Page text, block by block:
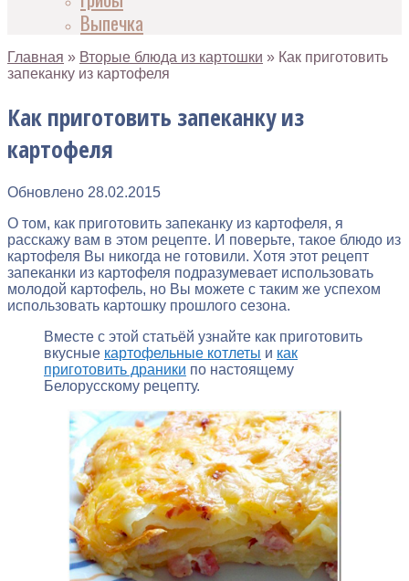
Выпечка
Главная » Вторые блюда из картошки » Как приготовить
запеканку из картофеля
Как приготовить запеканку из
картофеля
Обновлено 28.02.2015
О том, как приготовить запеканку из картофеля, я
расскажу вам в этом рецепте. И поверьте, такое блюдо из
картофеля Вы никогда не готовили. Хотя этот рецепт
запеканки из картофеля подразумевает использовать
молодой картофель, но Вы можете с таким же успехом
использовать картошку прошлого сезона.
Вместе с этой статьёй узнайте как приготовить
вкусные картофельные котлеты и как
приготовить драники по настоящему
Белорусскому рецепту.